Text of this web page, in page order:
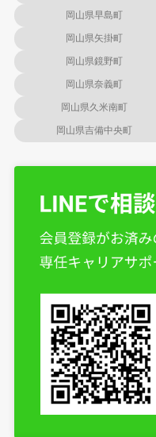
岡山県早島町
岡山県矢掛町
岡山県鏡野町
岡山県奈義町
岡山県久米南町
岡山県吉備中央町